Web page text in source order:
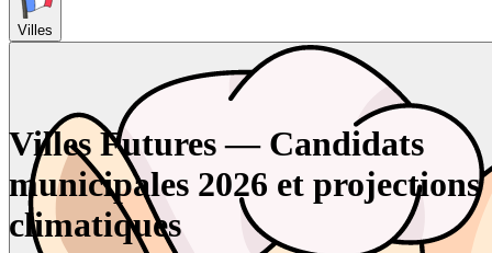
Villes
Villes Futures — Candidats
municipales 2026 et projections
climatiques